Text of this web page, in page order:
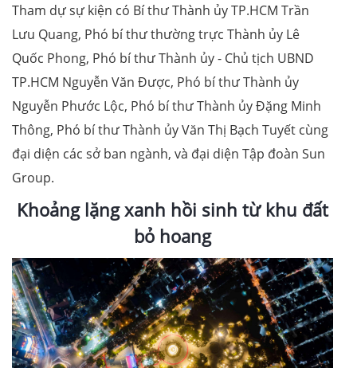
Tham dự sự kiện có Bí thư Thành ủy TP.HCM Trần
Lưu Quang, Phó bí thư thường trực Thành ủy Lê
Quốc Phong, Phó bí thư Thành ủy - Chủ tịch UBND
TP.HCM Nguyễn Văn Được, Phó bí thư Thành ủy
Nguyễn Phước Lộc, Phó bí thư Thành ủy Đặng Minh
Thông, Phó bí thư Thành ủy Văn Thị Bạch Tuyết cùng
đại diện các sở ban ngành, và đại diện Tập đoàn Sun
Group.
Khoảng lặng xanh hồi sinh từ khu đất
bỏ hoang